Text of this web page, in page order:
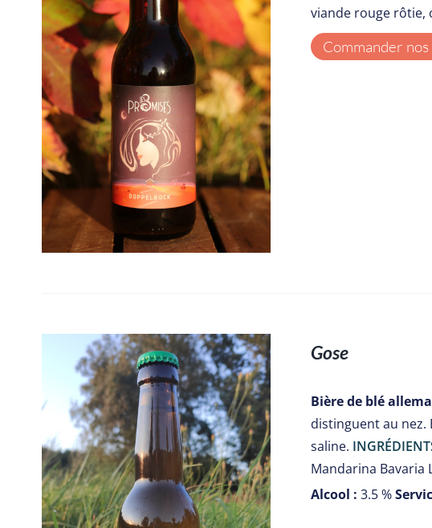
viande rouge rôtie,
Commander
Gose
Bière de blé
distinguent au nez.
saline.
Mandarina Bavaria
Alcool : 3.5 %